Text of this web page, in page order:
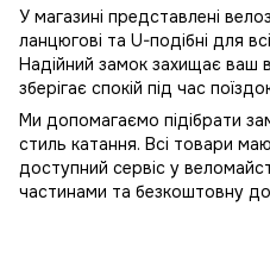
У магазині представлені
ланцюгові та U-подібні для
Надійний замок захищає ваш
зберігає спокій під час
Ми допомагаємо підібрати
стиль катання. Всі товари
доступний сервіс у
частинами та безкоштовну